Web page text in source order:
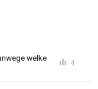
welke
4